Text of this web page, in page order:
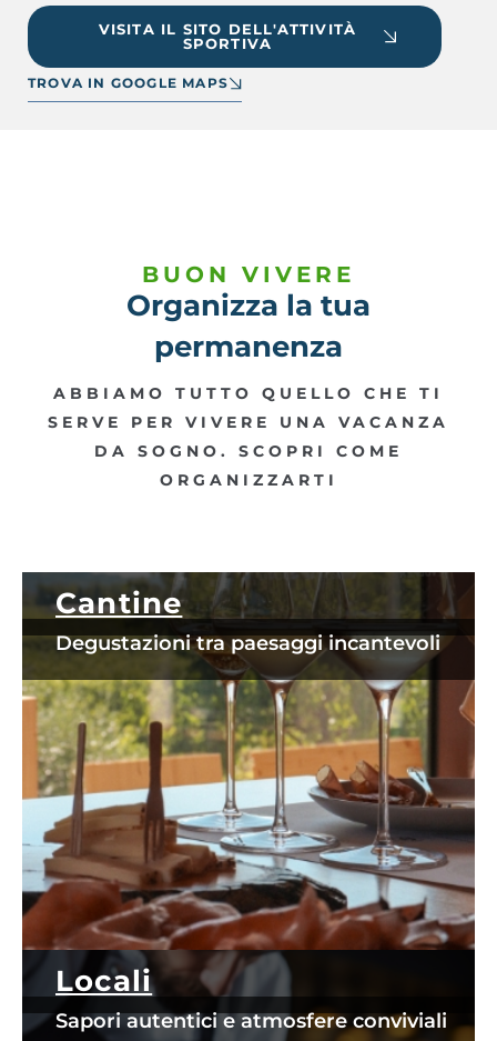
VISITA IL SITO DELL'ATTIVITÀ
SPORTIVA
TROVA IN GOOGLE MAPS
BUON VIVERE
Organizza la tua
permanenza
ABBIAMO TUTTO QUELLO CHE TI
SERVE PER VIVERE UNA VACANZA
DA SOGNO. SCOPRI COME
ORGANIZZARTI
Cantine
Degustazioni tra paesaggi incantevoli
Locali
Sapori autentici e atmosfere conviviali